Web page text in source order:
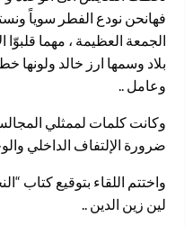
فهانحن نودع الفطر سوياً
الجمعة العظيمة ، مهما قلبوّا
بلاد وسمها ارز خالد ولونها
وعامل ..
وكانت كلمات لممثلي
ضرورة الإلتفاف الداخلي
واختتم اللقاء بتوقيع كتاب
لين زين الدين ..